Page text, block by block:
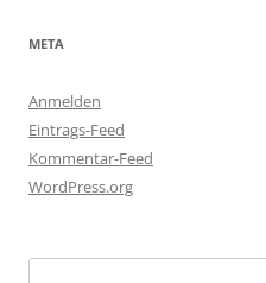
META
Anmelden
Eintrags-Feed
Kommentar-Feed
WordPress.org